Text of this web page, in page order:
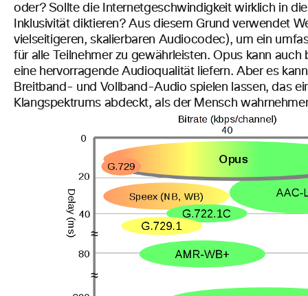
oder? Sollte die Internetgeschwindigkeit wirklich in
Inklusivität diktieren? Aus diesem Grund verwendet
vielseitigeren, skalierbaren Audiocodec), um ein
für alle Teilnehmer zu gewährleisten. Opus kann auch
eine hervorragende Audioqualität liefern. Aber es
Breitband- und Vollband-Audio spielen lassen, das
Klangspektrums abdeckt, als der Mensch